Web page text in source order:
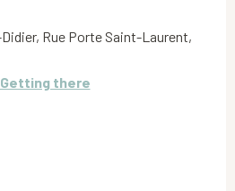
Rue Porte Saint-Laurent,
Getting there